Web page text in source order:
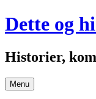
Hop
til
Dette og
Historier,
Menu